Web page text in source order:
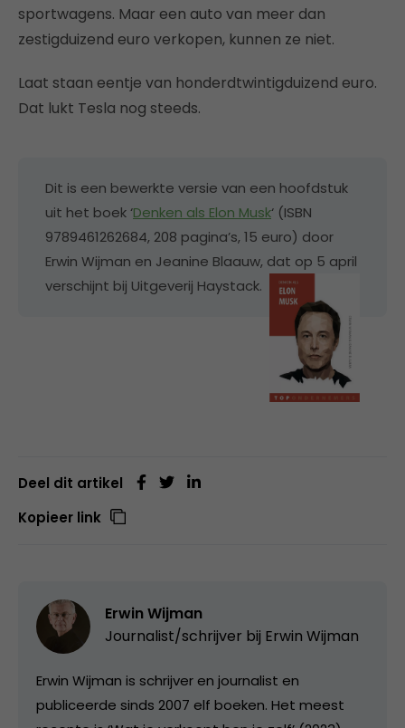
sportwagens. Maar een auto van meer dan
zestigduizend euro verkopen, kunnen ze niet.
Laat staan eentje van honderdtwintigduizend euro.
Dat lukt Tesla nog steeds.
Dit is een bewerkte versie van een hoofdstuk
uit het boek ‘Denken als Elon Musk‘ (ISBN
9789461262684, 208 pagina’s, 15 euro) door
Erwin Wijman en Jeanine Blaauw, dat op 5 april
verschijnt bij Uitgeverij Haystack.
Deel dit artikel
Kopieer link
Erwin Wijman
Journalist/schrijver bij Erwin Wijman
Erwin Wijman is schrijver en journalist en
publiceerde sinds 2007 elf boeken. Het meest